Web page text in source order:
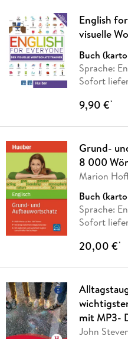
English
visuelle
Buch
Sprache:
Sofort
9,90 €*
Grund-
8 000
Marion
Buch
Sprache:
Sofort
20,00 €*
mit MP3-
John